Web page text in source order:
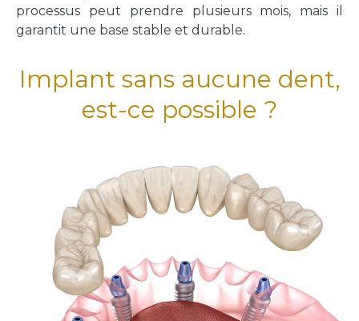
processus peut prendre plusieurs mois, mais il
garantit une base stable et durable.
Implant sans aucune dent,
est-ce possible ?